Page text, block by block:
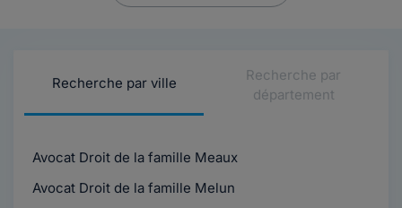
Recherche par ville
Recherche par
département
Avocat Droit de la famille Meaux
Avocat Droit de la famille Melun